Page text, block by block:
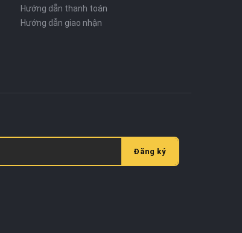
Hướng dẫn thanh toán
Hướng dẫn giao nhận
Đăng ký